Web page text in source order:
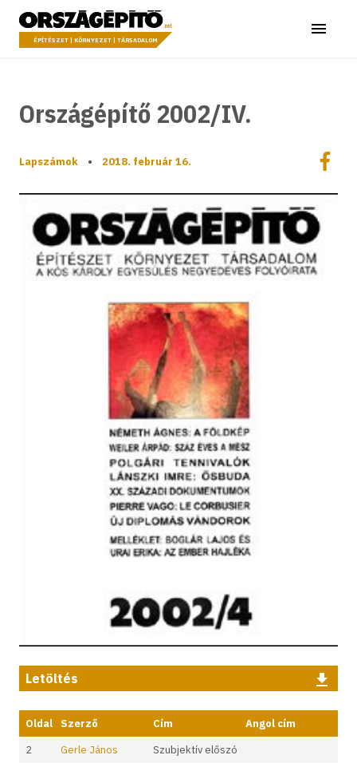
a tartalomhoz
Országépítő
ÉPÍTÉSZET | KÖRNYEZET | TÁRSADALOM Menü
Országépítő 2002/IV.
Lapszámok • 2018. február 16.
Oldal Szerző Cím
Angol cím
2
Gerle János
Szubjektív előszó
Letöltés